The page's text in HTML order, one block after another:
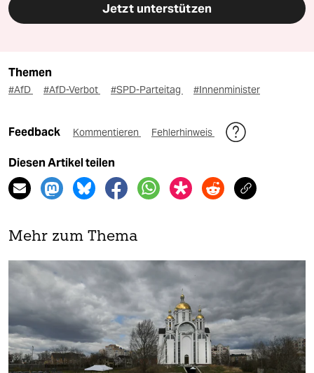
Jetzt unterstützen
Themen
#AfD #AfD-Verbot #SPD-Parteitag #Innenminister
Feedback Kommentieren Fehlerhinweis
Diesen Artikel teilen
Mehr zum Thema